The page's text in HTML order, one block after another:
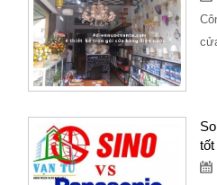
tốt